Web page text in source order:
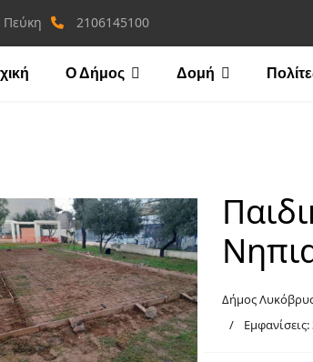
Πεύκη 2106145100
Ο Δήμος Δομή
Δήμος
Εμφανίσεις: